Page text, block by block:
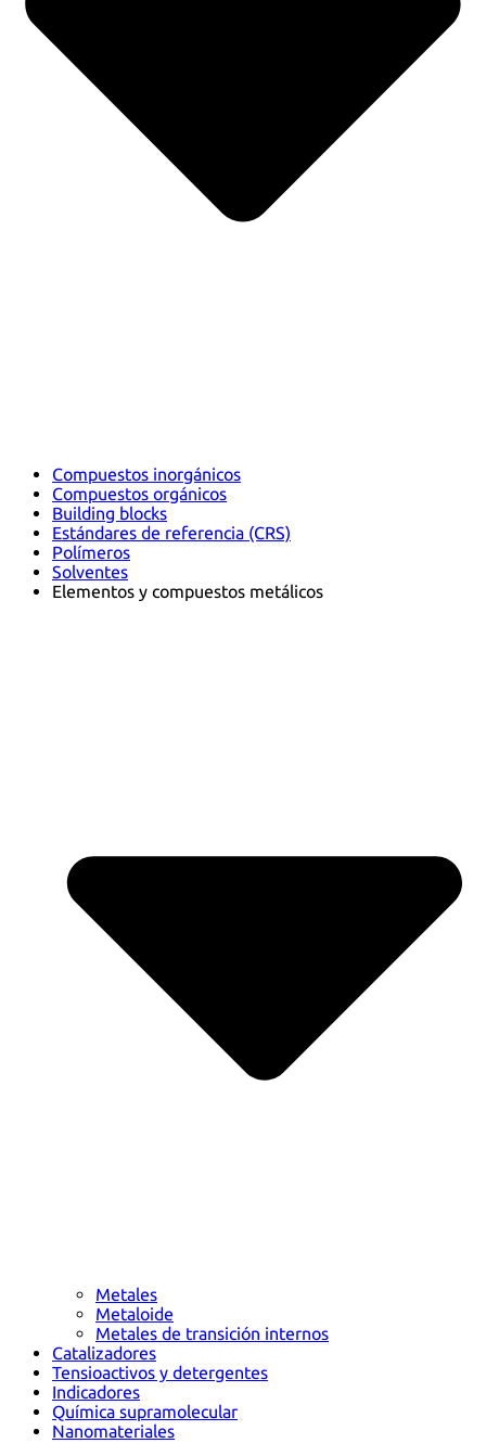
Compuestos inorgánicos
Compuestos orgánicos
Building blocks
Estándares de referencia (CRS)
Polímeros
Solventes
Elementos y compuestos metálicos
Metales
Metaloide
Metales de transición internos
Catalizadores
Tensioactivos y detergentes
Indicadores
Química supramolecular
Nanomateriales